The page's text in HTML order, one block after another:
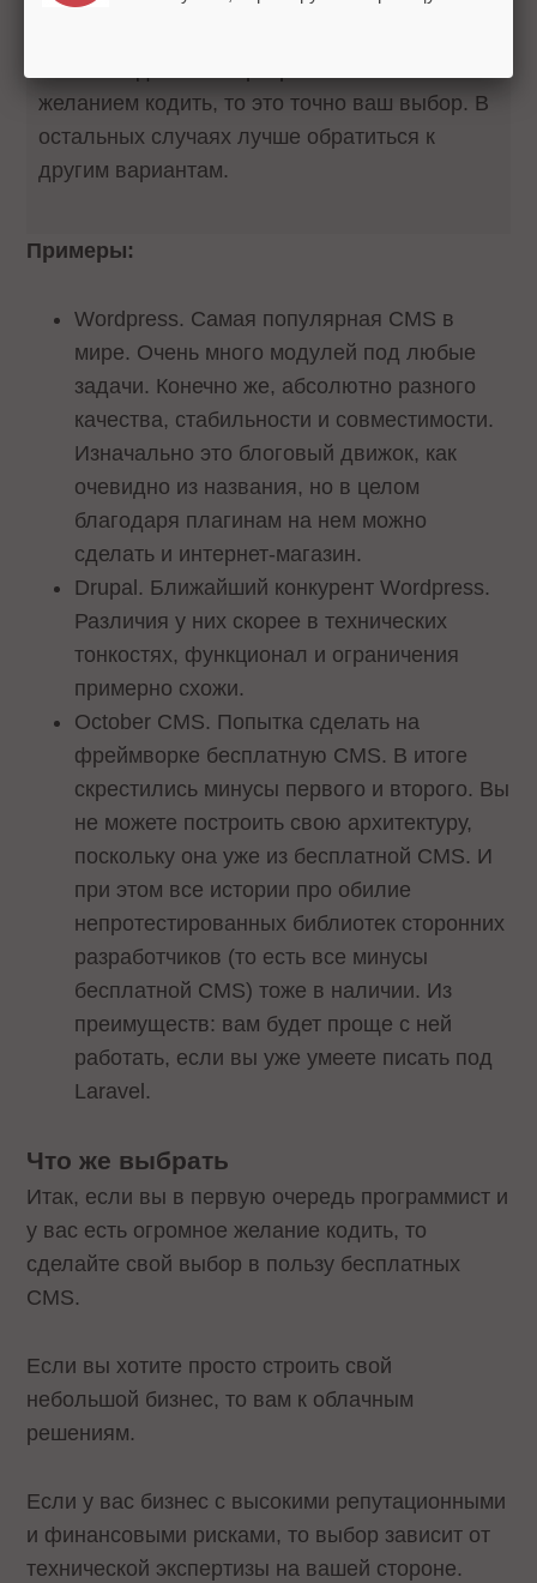
желанием кодить, то это точно ваш выбор. В
остальных случаях лучше обратиться к
другим вариантам.
Примеры:
Wordpress. Самая популярная CMS в
мире. Очень много модулей под любые
задачи. Конечно же, абсолютно разного
качества, стабильности и совместимости.
Изначально это блоговый движок, как
очевидно из названия, но в целом
благодаря плагинам на нем можно
сделать и интернет-магазин.
Drupal. Ближайший конкурент Wordpress.
Различия у них скорее в технических
тонкостях, функционал и ограничения
примерно схожи.
October CMS. Попытка сделать на
фреймворке бесплатную CMS. В итоге
скрестились минусы первого и второго. Вы
не можете построить свою архитектуру,
поскольку она уже из бесплатной CMS. И
при этом все истории про обилие
непротестированных библиотек сторонних
разработчиков (то есть все минусы
бесплатной CMS) тоже в наличии. Из
преимуществ: вам будет проще с ней
работать, если вы уже умеете писать под
Laravel.
Что же выбрать
Итак, если вы в первую очередь программист и
у вас есть огромное желание кодить, то
сделайте свой выбор в пользу бесплатных
CMS.
Если вы хотите просто строить свой
небольшой бизнес, то вам к облачным
решениям.
Если у вас бизнес с высокими репутационными
и финансовыми рисками, то выбор зависит от
технической экспертизы на вашей стороне.